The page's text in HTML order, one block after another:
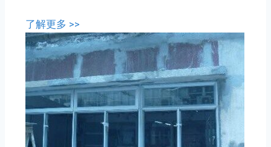
了解更多 >>